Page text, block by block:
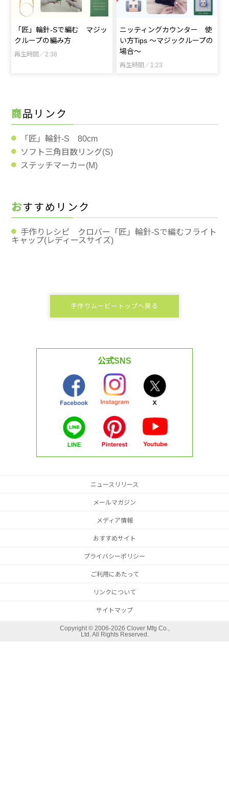
「匠」輪針-Sで編む マジッ
クループの編み方
再生時間／2:38
ニッティングカウンター 使
い方Tips ～マジックループの
場合～
再生時間／1:23
商品リンク
「匠」輪針-S 80cm
ソフト三角目数リング(S)
ステッチマーカー(M)
おすすめリンク
手作りレシピ クロバー「匠」輪針-Sで編むフライト
キャップ(レディースサイズ)
手作りムービートップへ戻る
公式SNS
ニュースリリース
メールマガジン
メディア情報
おすすめサイト
プライバシーポリシー
ご利用にあたって
リンクについて
サイトマップ
Copyright © 2006-2026 Clover Mfg Co.,
Ltd. All Rights Reserved.